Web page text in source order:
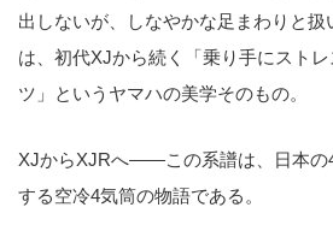
出しないが、しなやかな足まわりと扱
は、初代XJから続く「乗り手にスト
ツ」というヤマハの美学そのもの。
XJからXJRへ――この系譜は、日本の
する空冷4気筒の物語である。